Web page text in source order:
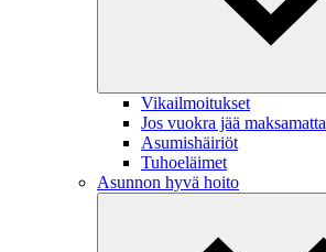
Vikailmoitukset
Jos vuokra jää maksamatta
Asumishäiriöt
Tuhoeläimet
Asunnon hyvä hoito